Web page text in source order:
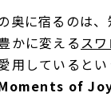
に宿るのは
かに変えるス
用していると
Moments of Joy